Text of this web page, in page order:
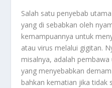
Salah satu penyebab
yang di sebabkan oleh
kemampuannya untuk
atau virus melalui gigitan.
misalnya, adalah
yang menyebabkan
bahkan kematian jika tidak